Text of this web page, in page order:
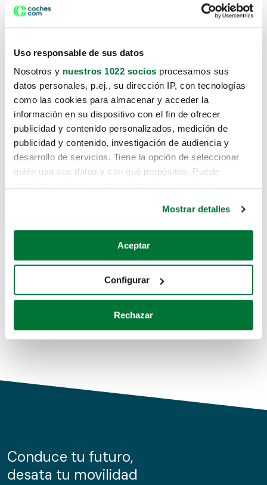
Uso responsable de sus datos
Nosotros y nuestros 1022 socios procesamos sus
datos personales, p.ej., su dirección IP, con tecnologías
como las cookies para almacenar y acceder la
información en su dispositivo con el fin de ofrecer
publicidad y contenido personalizados, medición de
publicidad y contenido, investigación de audiencia y
desarrollo de servicios. Tiene la opción de seleccionar
quién usa sus datos y con qué propósitos. Puede
Si lo permite, también quisiéramos:
Recopilar información sobre su ubicación geográfica
Identificar su dispositivo analizándolo activamente
para buscar características específicas (huellas
Obtenga más información sobre cómo se procesan sus
de cookies.
información sobre el uso que haga del sitio web con
nuestros partners de redes sociales, publicidad y análisis
Mostrar detalles
Aceptar
Configurar
Rechazar
Lo sentimos, no sabemos como
te hemos traido hasta aquí.
Pero puedes encontrar el coche que estás
buscando en alguno de estos enlaces:
Coches de segunda mano
Coches de km0
Conduce tu futuro,
desata tu movilidad